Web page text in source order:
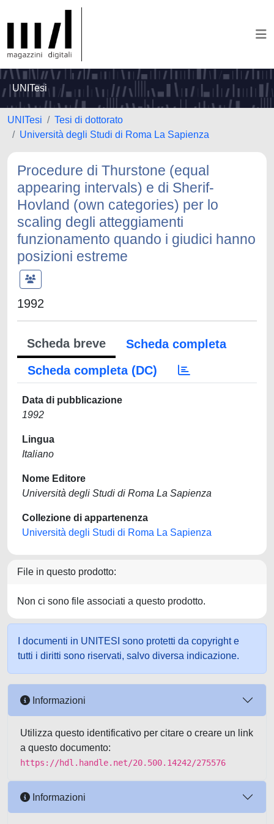
UNITesi
UNITesi
Tesi di dottorato
Università degli Studi di Roma La Sapienza
Procedure di Thurstone (equal
appearing intervals) e di Sherif-
Hovland (own categories) per lo
scaling degli atteggiamenti
funzionamento quando i giudici hanno
posizioni estreme
1992
Scheda breve
Scheda completa
Scheda completa (DC)
Data di pubblicazione
1992
Lingua
Italiano
Nome Editore
Università degli Studi di Roma La Sapienza
Collezione di appartenenza
Università degli Studi di Roma La Sapienza
File in questo prodotto:
Non ci sono file associati a questo prodotto.
I documenti in UNITESI sono protetti da copyright e
tutti i diritti sono riservati, salvo diversa indicazione.
Informazioni
Utilizza questo identificativo per citare o creare un link
a questo documento:
https://hdl.handle.net/20.500.14242/275576
Informazioni